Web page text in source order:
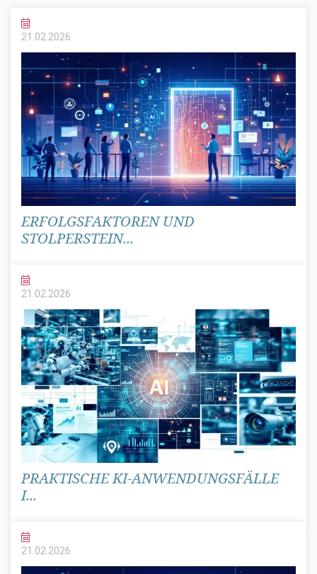
21.02.2026
ERFOLGSFAKTOREN UND
STOLPERSTEIN...
21.02. 2026
PRAKTISCHE KI-ANWENDUNGSFÄLLE
I...
21.02. 2026